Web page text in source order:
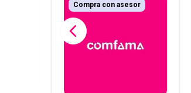
Compra con asesor